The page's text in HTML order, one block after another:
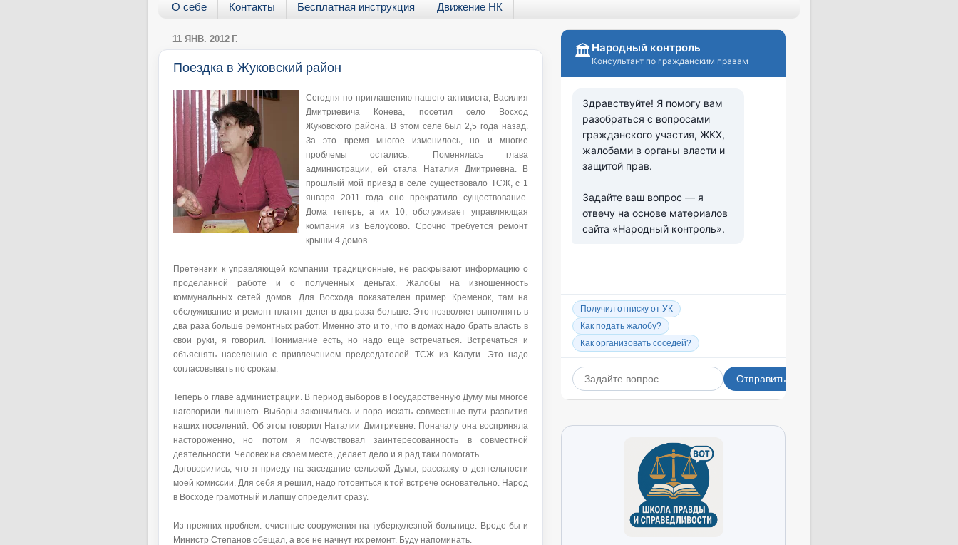
О себе Контакты Бесплатная инструкция Движение НК
11 ЯНВ. 2012 Г.
Поездка в Жуковский район
Сегодня по приглашению нашего активиста, Василия
Дмитриевича Конева, посетил село Восход
Жуковского района. В этом селе был 2,5 года назад.
За это время многое изменилось, но и многие
проблемы остались. Поменялась глава
администрации, ей стала Наталия Дмитриевна. В
прошлый мой приезд в селе существовало ТСЖ, с 1
января 2011 года оно прекратило существование.
Дома теперь, а их 10, обслуживает управляющая
компания из Белоусово. Срочно требуется ремонт
крыши 4 домов.
Претензии к управляющей компании традиционные, не раскрывают информацию о
проделанной работе и о полученных деньгах. Жалобы на изношенность
коммунальных сетей домов. Для Восхода показателен пример Кременок, там на
обслуживание и ремонт платят денег в два раза больше. Это позволяет выполнять в
два раза больше ремонтных работ. Именно это и то, что в домах надо брать власть в
свои руки, я говорил. Понимание есть, но надо ещё встречаться. Встречаться и
объяснять населению с привлечением председателей ТСЖ из Калуги. Это надо
согласовывать по срокам.
Теперь о главе администрации. В период выборов в Государственную Думу мы многое
наговорили лишнего. Выборы закончились и пора искать совместные пути развития
наших поселений. Об этом говорил Наталии Дмитриевне. Поначалу она восприняла
настороженно, но потом я почувствовал заинтересованность в совместной
деятельности. Человек на своем месте, делает дело и я рад таки помогать.
Договорились, что я приеду на заседание сельской Думы, расскажу о деятельности
моей комиссии. Для себя я решил, надо готовиться к той встрече основательно. Народ
в Восходе грамотный и лапшу определит сразу.
Из прежних проблем: очистные сооружения на туберкулезной больнице. Вроде бы и
Министр Степанов обещал, а все не начнут их ремонт. Буду напоминать.